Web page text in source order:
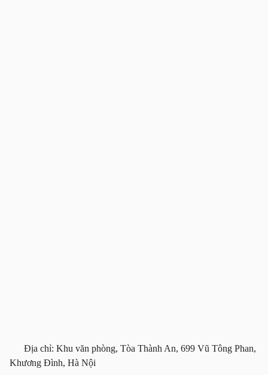
Địa chỉ: Khu văn phòng, Tòa Thành An, 699 Vũ Tông Phan,
Khương Đình, Hà Nội